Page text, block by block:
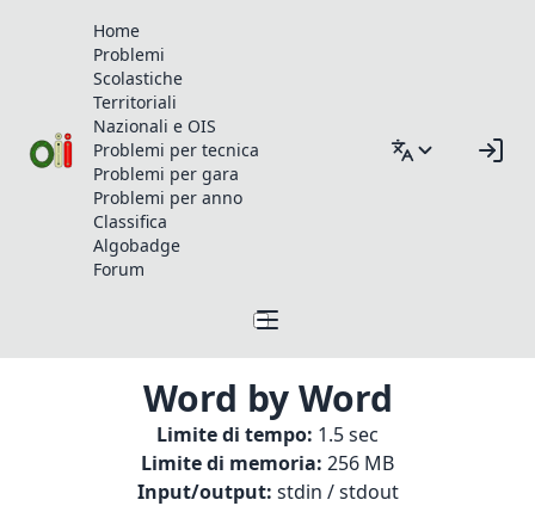
Home
Problemi
Scolastiche
Territoriali
Nazionali e OIS
Problemi per tecnica
Problemi per gara
Problemi per anno
Classifica
Algobadge
Forum
Word by Word
Limite di tempo: 1.5 sec
Limite di memoria: 256 MB
Input/output: stdin / stdout